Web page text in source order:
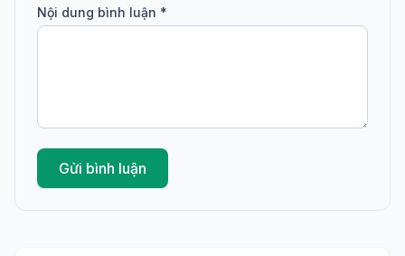
Nội dung bình luận *
Gửi bình luận